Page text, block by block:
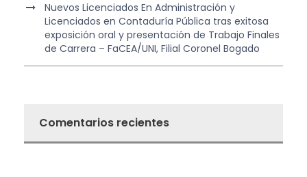
Nuevos Licenciados En Administración y
Licenciados en Contaduría Pública tras exitosa
exposición oral y presentación de Trabajo Finales
de Carrera – FaCEA/UNI, Filial Coronel Bogado
Comentarios recientes